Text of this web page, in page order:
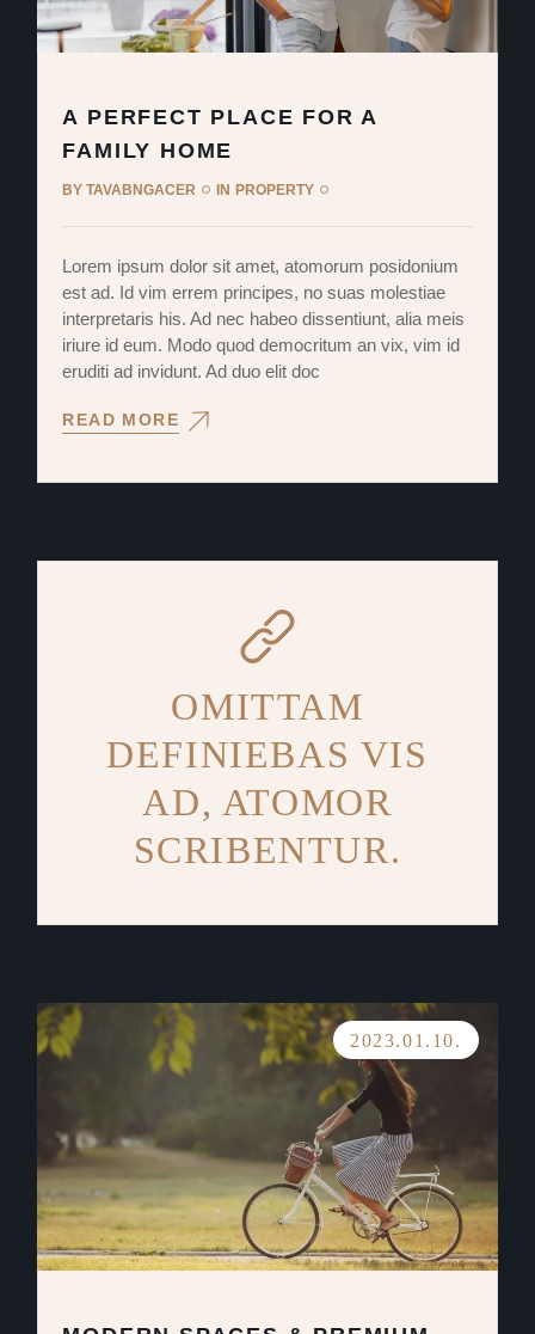
A PERFECT PLACE FOR A
FAMILY HOME
BYTAVABNGACER IN PROPERTY
Lorem ipsum dolor sit amet, atomorum posidonium
est ad. Id vim errem principes, no suas molestiae
interpretaris his. Ad nec habeo dissentiunt, alia meis
iriure id eum. Modo quod democritum an vix, vim id
eruditi ad invidunt. Ad duo elit doc
READ MORE
OMITTAM
DEFINIEBAS VIS
AD, ATOMOR
SCRIBENTUR.
2023.01.10.